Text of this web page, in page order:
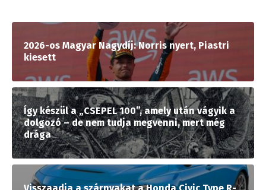
2026-os Magyar Nagydíj: Norris nyert, Piastri
kiesett
Így készül a „CSEPEL 100”, amely után vágyik a
dolgozó – de nem tudja megvenni, mert még
drága